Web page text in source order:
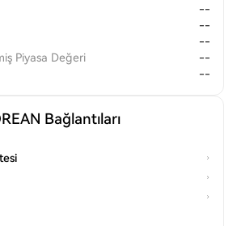
--
--
--
Piyasa Değeri
--
--
Bağlantıları